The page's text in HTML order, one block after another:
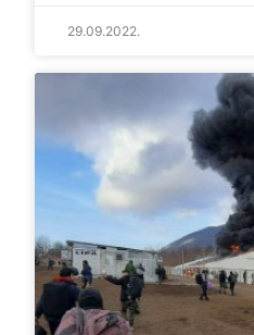
29.09.2022.